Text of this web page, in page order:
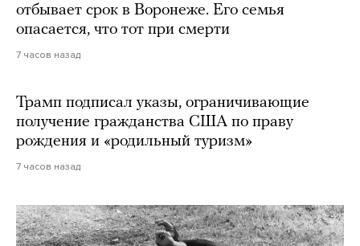
отбывает срок в Воронеже. Его семья
опасается, что тот при смерти
7 часов назад
Трамп подписал указы, ограничивающие
получение гражданства США по праву
рождения и «родильный туризм»
7 часов назад